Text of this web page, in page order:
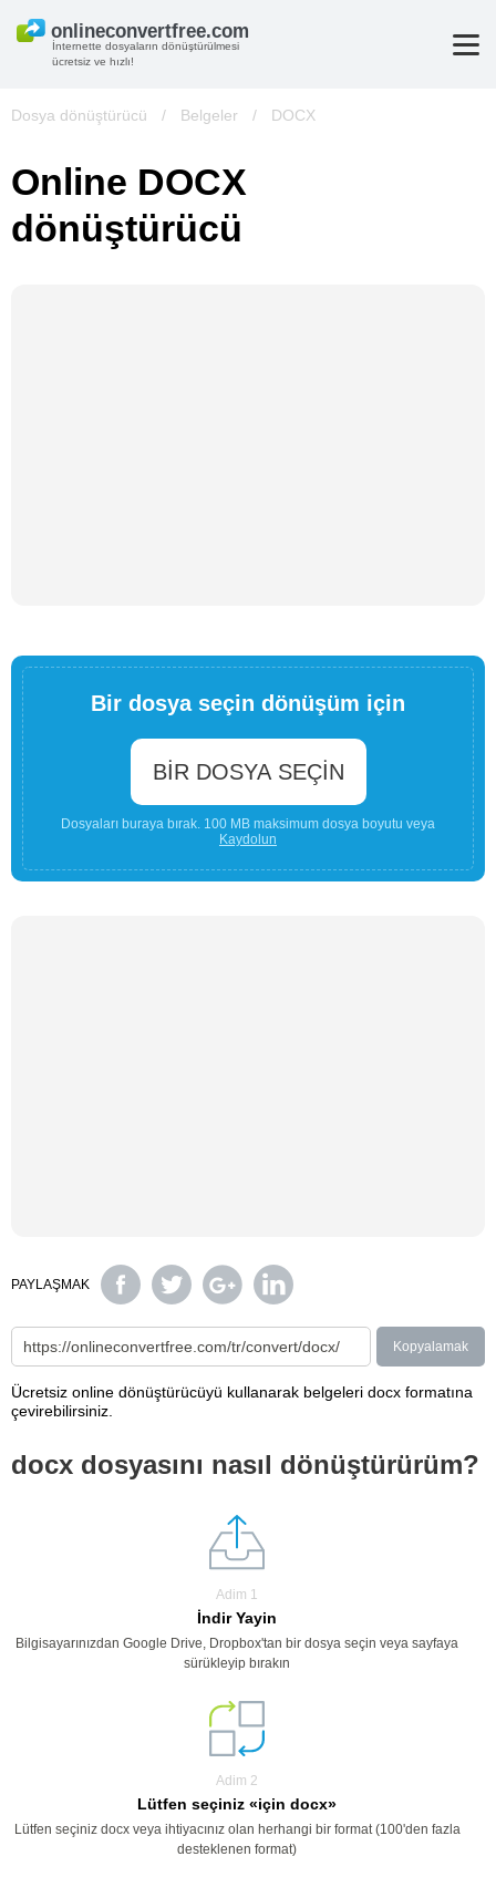
İnternette dosyaların dönüştürülmesi
ücretsiz ve hızlı!
Dosya dönüştürücü / Belgeler / DOCX
Online DOCX
dönüştürücü
Bir dosya seçin dönüşüm için
BIR DOSYA SEÇIN
Dosyaları buraya bırak. 100 MB maksimum dosya boyutu veya
Kaydolun
PAYLAŞMAK
Kopyalamak
Ücretsiz online dönüştürücüyü kullanarak belgeleri docx formatına
çevirebilirsiniz.
docx dosyasını nasıl dönüştürürüm?
Adim 1
İndir Yayin
Bilgisayarınızdan Google Drive, Dropbox'tan bir dosya seçin veya sayfaya
sürükleyip bırakın
Adim 2
Lütfen seçiniz «için docx»
Lütfen seçiniz docx veya ihtiyacınız olan herhangi bir format (100'den fazla
desteklenen format)